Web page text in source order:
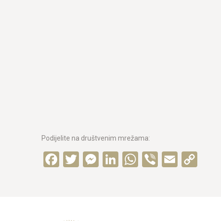
Podijelite na društvenim mrežama:
Facebook
Twitter
Messenger
LinkedIn
WhatsApp
ViberEmail